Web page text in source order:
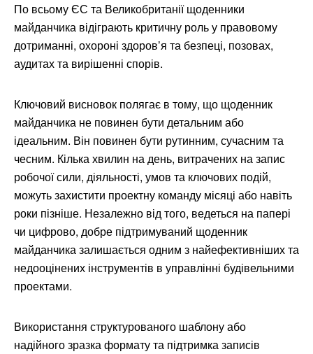
По всьому ЄС та Великобританії щоденники
майданчика відіграють критичну роль у правовому
дотриманні, охороні здоров’я та безпеці, позовах,
аудитах та вирішенні спорів.
Ключовий висновок полягає в тому, що щоденник
майданчика не повинен бути детальним або
ідеальним. Він повинен бути рутинним, сучасним та
чесним. Кілька хвилин на день, витрачених на запис
робочої сили, діяльності, умов та ключових подій,
можуть захистити проектну команду місяці або навіть
роки пізніше. Незалежно від того, ведеться на папері
чи цифрово, добре підтримуваний щоденник
майданчика залишається одним з найефективніших та
недооцінених інструментів в управлінні будівельними
проектами.
Використання структурованого шаблону або
надійного зразка формату та підтримка записів